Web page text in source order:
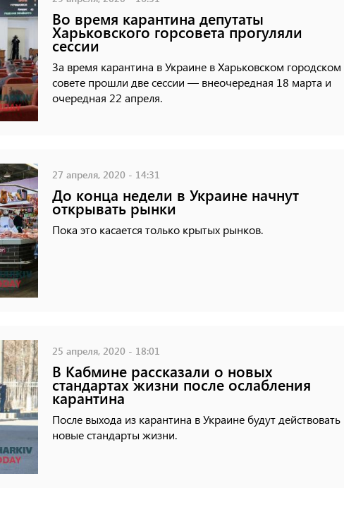
Во время карантина депутаты
Харьковского горсовета прогуляли
сессии
За время карантина в Украине в Харьковском городском
совете прошли две сессии — внеочередная 18 марта и
очередная 22 апреля.
27 апреля, 2020 - 14:31
До конца недели в Украине начнут
открывать рынки
Пока это касается только крытых рынков.
25 апреля, 2020 - 18:01
В Кабмине рассказали о новых
стандартах жизни после ослабления
карантина
После выхода из карантина в Украине будут действовать
новые стандарты жизни.